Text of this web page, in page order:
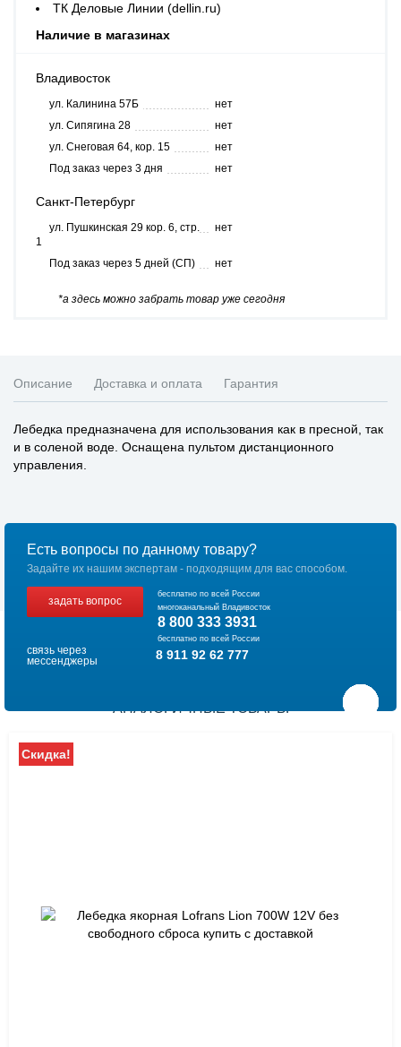
ТК Деловые Линии (dellin.ru)
Наличие в магазинах
Владивосток
ул. Калинина 57Б
нет
ул. Сипягина 28
нет
ул. Снеговая 64, кор. 15
нет
Под заказ через 3 дня
нет
Санкт-Петербург
ул. Пушкинская 29 кор. 6, стр.
1
нет
Под заказ через 5 дней (СП) нет
*а здесь можно забрать товар уже сегодня
Описание Доставка и оплата Гарантия
Лебедка предназначена для использования как в пресной, так
и в соленой воде. Оснащена пультом дистанционного
управления.
Есть вопросы по данному товару?
Задайте их нашим экспертам - подходящим для вас способом.
задать вопрос
бесплатно по всей России
многоканальный Владивосток
8 800 333 3931
бесплатно по всей России
связь через
мессенджеры
8 911 92 62 777
АНАЛОГИЧНЫЕ ТОВАРЫ
Скидка!